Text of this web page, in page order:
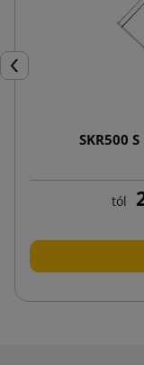
Előző
SKR500
tól